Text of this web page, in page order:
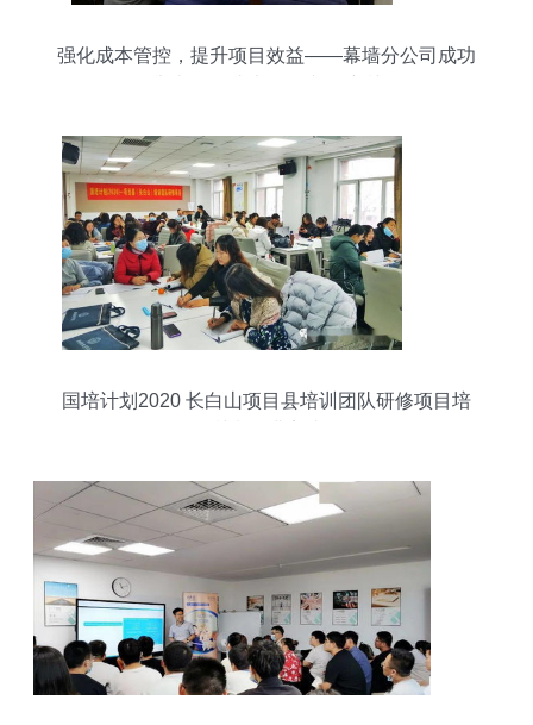
强化成本管控，提升项目效益——幕墙分公司成功
国培计划2020 长白山项目县培训团队研修项目培